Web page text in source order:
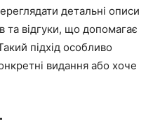
детальні описи
та відгуки, що допомагає
підхід особливо
видання або хоче